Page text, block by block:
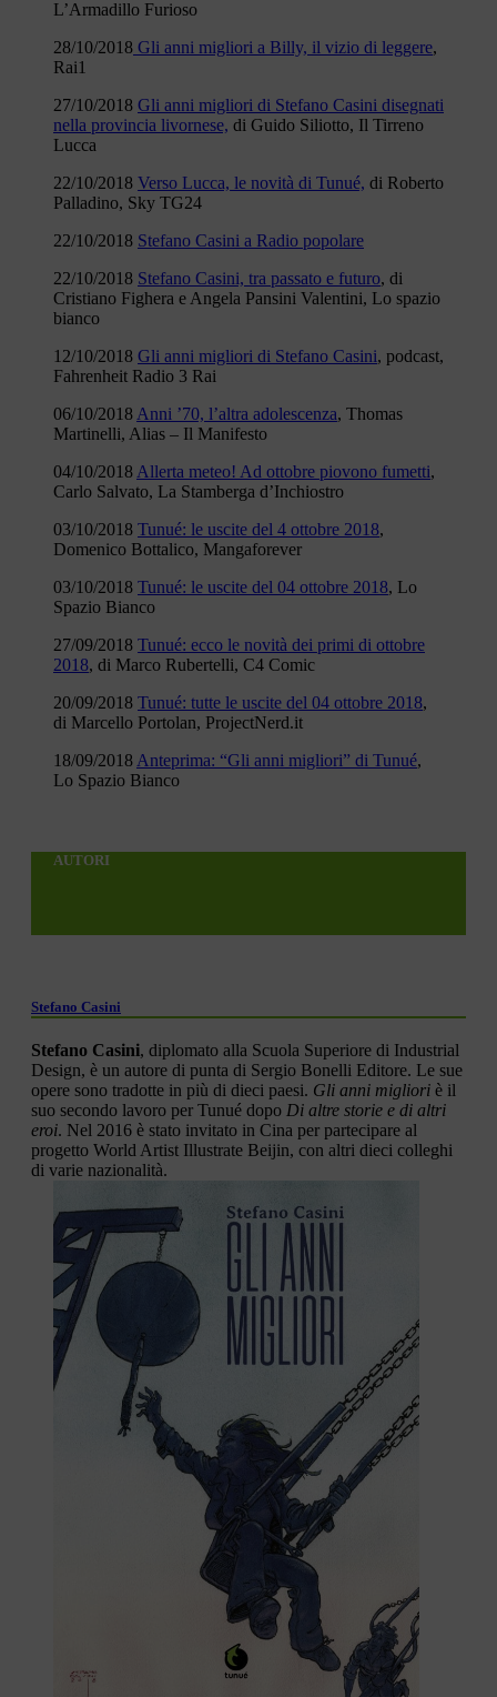
L’Armadillo Furioso
28/10/2018 Gli anni migliori a Billy, il vizio di leggere,
Rai1
27/10/2018 Gli anni migliori di Stefano Casini disegnati
nella provincia livornese, di Guido Siliotto, Il Tirreno
Lucca
22/10/2018 Verso Lucca, le novità di Tunué, di Roberto
Palladino, Sky TG24
22/10/2018 Stefano Casini a Radio popolare
22/10/2018 Stefano Casini, tra passato e futuro, di
Cristiano Fighera e Angela Pansini Valentini, Lo spazio
bianco
12/10/2018 Gli anni migliori di Stefano Casini, podcast,
Fahrenheit Radio 3 Rai
06/10/2018 Anni ’70, l’altra adolescenza, Thomas
Martinelli, Alias – Il Manifesto
04/10/2018 Allerta meteo! Ad ottobre piovono fumetti,
Carlo Salvato, La Stamberga d’Inchiostro
03/10/2018 Tunué: le uscite del 4 ottobre 2018,
Domenico Bottalico, Mangaforever
03/10/2018 Tunué: le uscite del 04 ottobre 2018, Lo
Spazio Bianco
27/09/2018 Tunué: ecco le novità dei primi di ottobre
2018, di Marco Rubertelli, C4 Comic
20/09/2018 Tunué: tutte le uscite del 04 ottobre 2018,
di Marcello Portolan, ProjectNerd.it
18/09/2018 Anteprima: “Gli anni migliori” di Tunué,
Lo Spazio Bianco
AUTORI
Stefano Casini
Stefano Casini, diplomato alla Scuola Superiore di Industrial
Design, è un autore di punta di Sergio Bonelli Editore. Le sue
opere sono tradotte in più di dieci paesi. Gli anni migliori è il
suo secondo lavoro per Tunué dopo Di altre storie e di altri
eroi. Nel 2016 è stato invitato in Cina per partecipare al
progetto World Artist Illustrate Beijin, con altri dieci colleghi
di varie nazionalità.